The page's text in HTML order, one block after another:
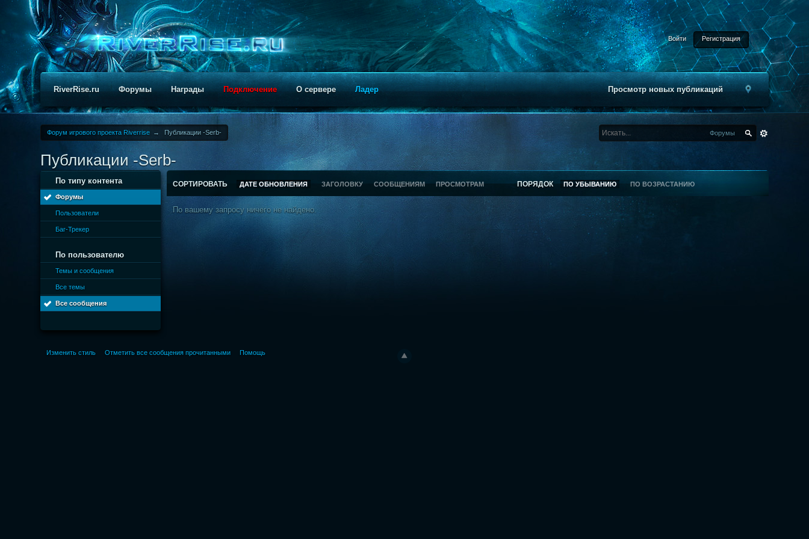
Войти Регистрация
Просмотр новых публикаций
RiverRise.ru Форумы Награды Подключение О сервере Ладер
Форум игрового проекта Riverrise → Публикации -Serb- Форумы
Публикации -Serb-
По типу контента
Форумы
Пользователи
Баг-Трекер
По пользователю
Темы и сообщения
Все темы
Все сообщения
СОРТИРОВАТЬ ДАТЕ ОБНОВЛЕНИЯ ЗАГОЛОВКУ СООБЩЕНИЯМ ПРОСМОТРАМ ПОРЯДОК ПО УБЫВАНИЮ ПО ВОЗРАСТАНИЮ
По вашему запросу ничего не найдено.
Изменить стиль Отметить все сообщения прочитанными Помощь